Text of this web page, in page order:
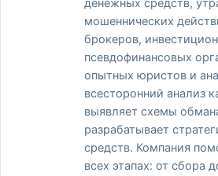
денежных средств,
мошеннических
брокеров,
псевдофинансовых
опытных юристов и
всесторонний анализ
выявляет схемы
разрабатывает
средств. Компания
всех этапах: от сбора